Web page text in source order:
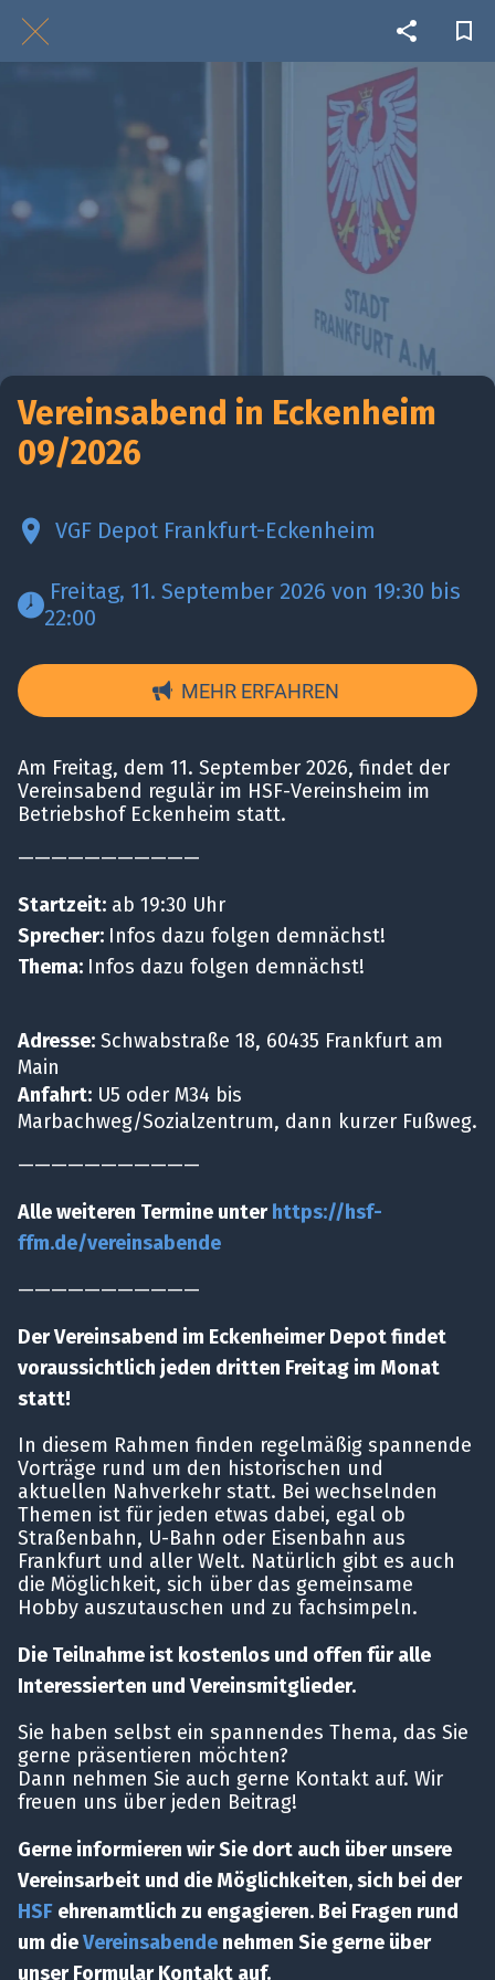
Vereinsabend in Eckenheim
09/2026
VGF Depot Frankfurt-Eckenheim
22:00
MEHR ERFAHREN
Am Freitag, dem 11. September 2026, findet der
Vereinsabend regulär im HSF-Vereinsheim im
Betriebshof Eckenheim statt.
———————————
Startzeit: ab 19:30 Uhr
Sprecher: Infos dazu folgen demnächst!
Thema: Infos dazu folgen demnächst!
Adresse: Schwabstraße 18, 60435 Frankfurt am
Main
Anfahrt: U5 oder M34 bis
Marbachweg/Sozialzentrum, dann kurzer Fußweg.
———————————
Alle weiteren Termine unterhttps://hsf-
ffm.de/vereinsabende
———————————
Der Vereinsabend im Eckenheimer Depot findet
voraussichtlich jeden dritten Freitag im Monat
statt!
In diesem Rahmen finden regelmäßig spannende
Vorträge rund um den historischen und
aktuellen Nahverkehr statt. Bei wechselnden
Themen ist für jeden etwas dabei, egal ob
Straßenbahn, U-Bahn oder Eisenbahn aus
Frankfurt und aller Welt. Natürlich gibt es auch
die Möglichkeit, sich über das gemeinsame
Hobby auszutauschen und zu fachsimpeln.
Die Teilnahme ist kostenlos und offen für alle
Interessierten und Vereinsmitglieder.
Sie haben selbst ein spannendes Thema, das Sie
gerne präsentieren möchten?
Dann nehmen Sie auch gerne Kontakt auf. Wir
freuen uns über jeden Beitrag!
Gerne informieren wir Sie dort auch über unsere
Vereinsarbeit und die Möglichkeiten, sich bei der
HSF ehrenamtlich zu engagieren. Bei Fragen rund
um dieVereinsabende nehmen Sie gerne über
unser Formular Kontakt auf.